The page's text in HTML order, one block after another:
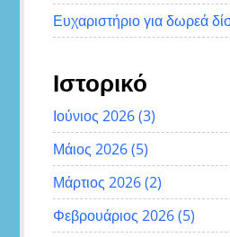
Ευχαριστήριο για δωρεά
Ιστορικό
Ιούνιος 2026(3)
Μάιος 2026(5)
Μάρτιος 2026(2)
Φεβρουάριος 2026(5)